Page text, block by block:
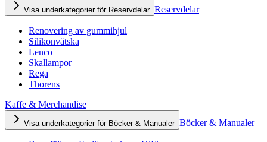
Visa underkategorier för Reservdelar Reservdelar
Renovering av gummihjul
Silikonvätska
Lenco
Skallampor
Rega
Thorens
Kaffe & Merchandise
Visa underkategorier för Böcker & Manualer Böcker & Manualer